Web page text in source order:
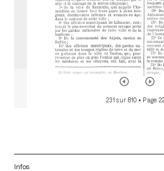
Renvoi au comité de commerce et
sieur Hélie, lors de la séance du 15
comités] p.229
Le Chapelier Isaac René Guy
Insertion au procès-verbal du don des
de Royal-Picardie aux pauvres de la
[Déroulement des
231 sur 810 • Page
Infos